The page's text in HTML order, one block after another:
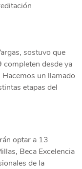
sostuvo que
desde ya
un llamado
etapas del
optar a 13
Beca Excelencia
de la